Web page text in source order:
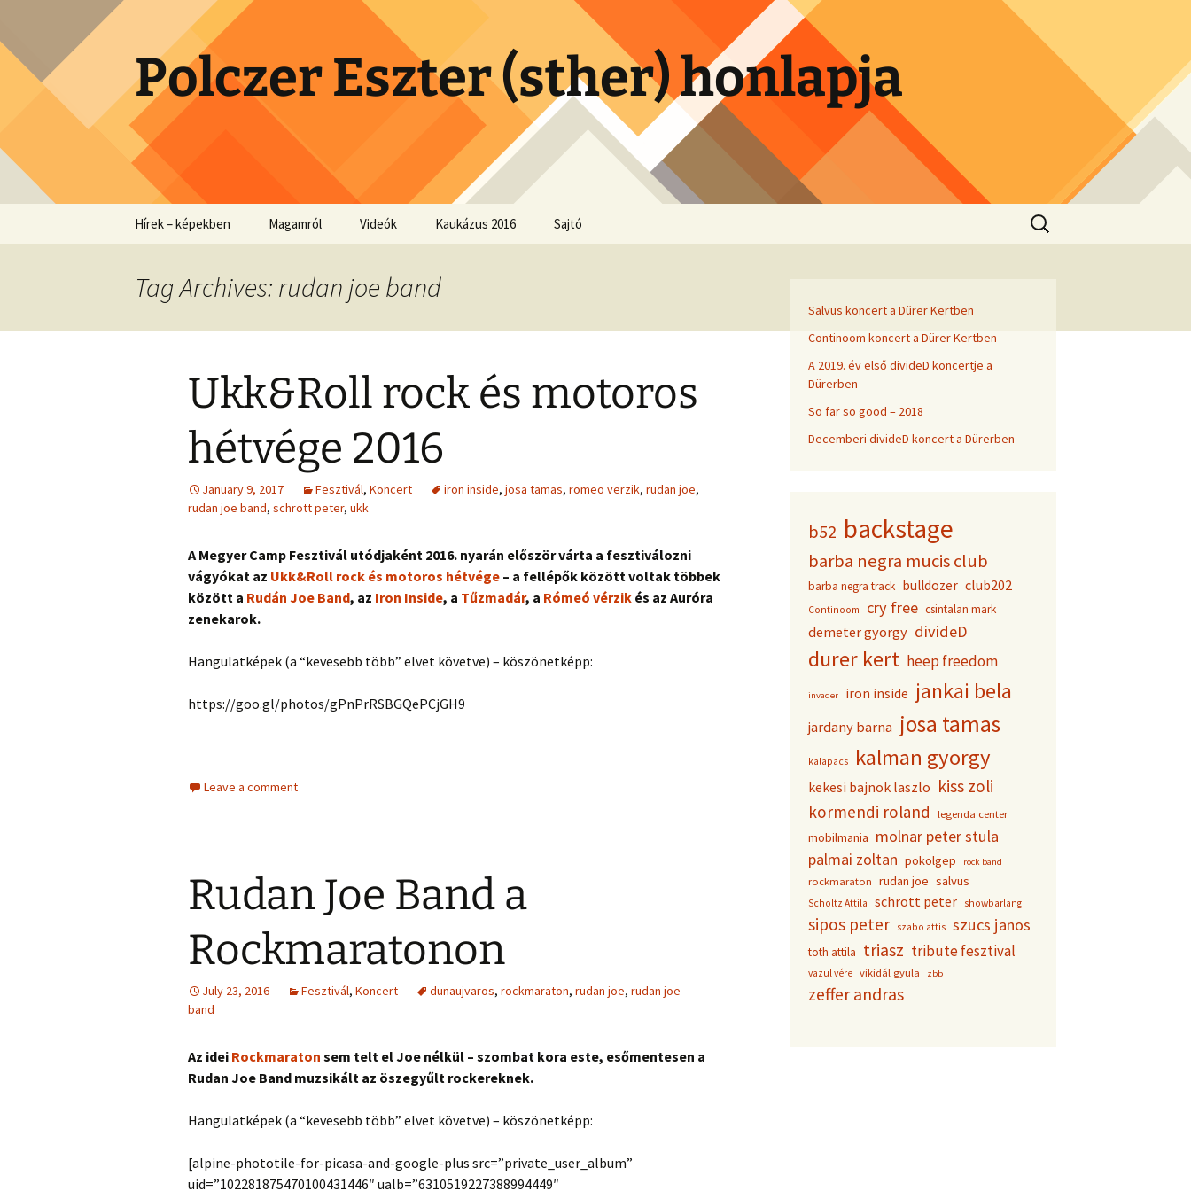
content
Polczer Eszter (sther) honlapja
Hírek – képekben Magamról Videók Kaukázus 2016 Sajtó
Search
for:
Tag Archives: rudan joe band
Ukk&Roll rock és motoros
hétvége 2016
January 9, 2017 Fesztivál, Koncert iron inside, josa tamas, romeo verzik, rudan joe,
rudan joe band, schrott peter, ukk
A Megyer Camp Fesztivál utódjaként 2016. nyarán először várta a fesztiválozni
vágyókat az Ukk&Roll rock és motoros hétvége – a fellépők között voltak többek
között a Rudán Joe Band, az Iron Inside, a Tűzmadár, a Rómeó vérzik és az Auróra
zenekarok.
Hangulatképek (a “kevesebb több” elvet követve) – köszönetképp:
https://goo.gl/photos/gPnPrRSBGQePCjGH9
Leave a comment
Rudan Joe Band a
Rockmaratonon
July 23, 2016 Fesztivál, Koncert dunaujvaros, rockmaraton, rudan joe, rudan joe
band
Az idei Rockmaraton sem telt el Joe nélkül – szombat kora este, esőmentesen a
Rudan Joe Band muzsikált az öszegyűlt rockereknek.
Hangulatképek (a “kevesebb több” elvet követve) – köszönetképp:
[alpine-phototile-for-picasa-and-google-plus src=”private_user_album”
uid=”102281875470100431446″ ualb=”6310519227388994449″
Salvus koncert a Dürer Kertben
Continoom koncert a Dürer Kertben
A 2019. év első divideD koncertje a
Dürerben
So far so good – 2018
Decemberi divideD koncert a Dürerben
b52 backstage
barba negra mucis club
barba negra track bulldozer club202
Continoom cry free csintalan mark
demeter gyorgy divideD
durer kert heep freedom
invader iron inside jankai bela
jardany barna josa tamas
kalapacs kalman gyorgy
kekesi bajnok laszlo kiss zoli
kormendi roland
legenda center
mobilmania molnar peter stula
palmai zoltan pokolgep rock band
rockmaraton rudan joe salvus
Scholtz Attila schrott peter showbarlang
sipos peter szabo attis szucs janos
toth attila triasz tribute fesztival
vazul vére vikidál gyula zbb
zeffer andras